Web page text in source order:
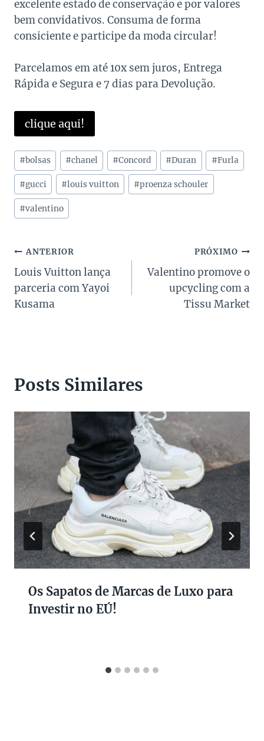
excelente estado de conservação e por valores
bem convidativos. Consuma de forma
consiciente e participe da moda circular!
Parcelamos em até 10x sem juros, Entrega
Rápida e Segura e 7 dias para Devolução.
clique aqui!
Tags
do
Post:
#bolsas #chanel #Concord #Duran #Furla
#gucci #louis vuitton #proenza schouler
#valentino
Navegação
de
Post
ANTERIOR
Louis Vuitton lança
parceria com Yayoi
Kusama
PRÓXIMO
Valentino promove o
upcycling com a
Tissu Market
Posts Similares
Os Sapatos de Marcas de Luxo para
Investir no EÚ!